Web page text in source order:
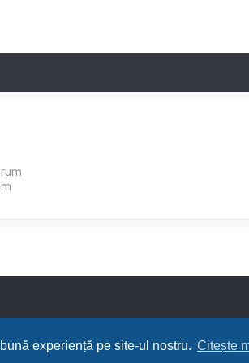
experiență pe site-ul nostru. Citește